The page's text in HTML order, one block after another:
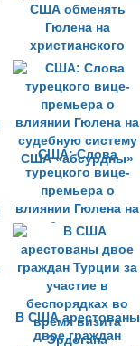
США обменять
Гюлена на
христианского
пастора
США: Слова
турецкого вице-
премьера о
влиянии Гюлена на
судебную систему
США «абсурдны»
В США арестованы
двое граждан